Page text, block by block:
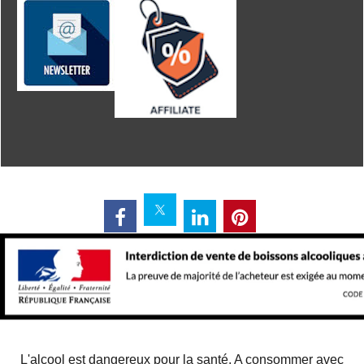
L'alcool est dangereux pour la santé. A consommer avec